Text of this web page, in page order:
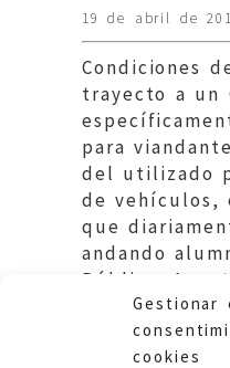
Gestionar
cookies
19 de abril de
Condiciones
trayecto a un
para
del utilizado
de vehículos,
que
andando
Público.
Zaragoza y